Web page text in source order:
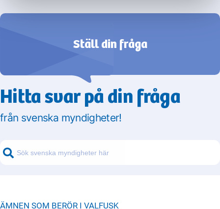
Ställ din fråga
Hitta svar på din fråga
från svenska myndigheter!
ÄMNEN SOM BERÖR I VALFUSK